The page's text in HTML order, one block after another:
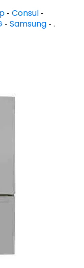
- Consul-
- Samsung - .